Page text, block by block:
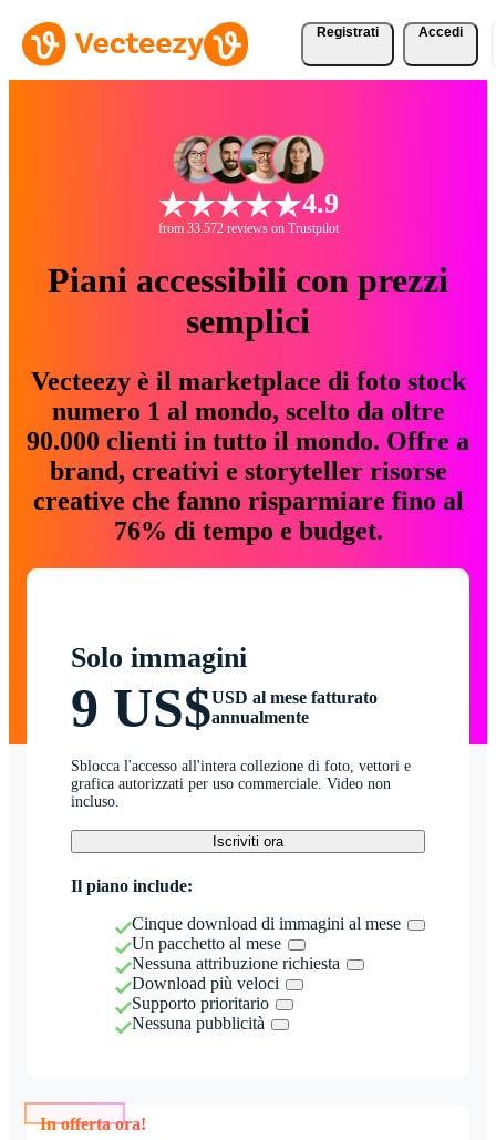
Registrati Accedi
4.9
from 33.572 reviews on Trustpilot
Piani accessibili con prezzi
semplici
Vecteezy è il marketplace di foto stock
numero 1 al mondo, scelto da oltre
90.000 clienti in tutto il mondo. Offre a
brand, creativi e storyteller risorse
creative che fanno risparmiare fino al
76% di tempo e budget.
Solo immagini
9 US$USD al mese fatturato
annualmente
Sblocca l'accesso all'intera collezione di foto, vettori e
grafica autorizzati per uso commerciale. Video non
incluso.
Iscriviti ora
Il piano include:
Cinque download di immagini al mese
Un pacchetto al mese
Nessuna attribuzione richiesta
Download più veloci
Supporto prioritario
Nessuna pubblicità